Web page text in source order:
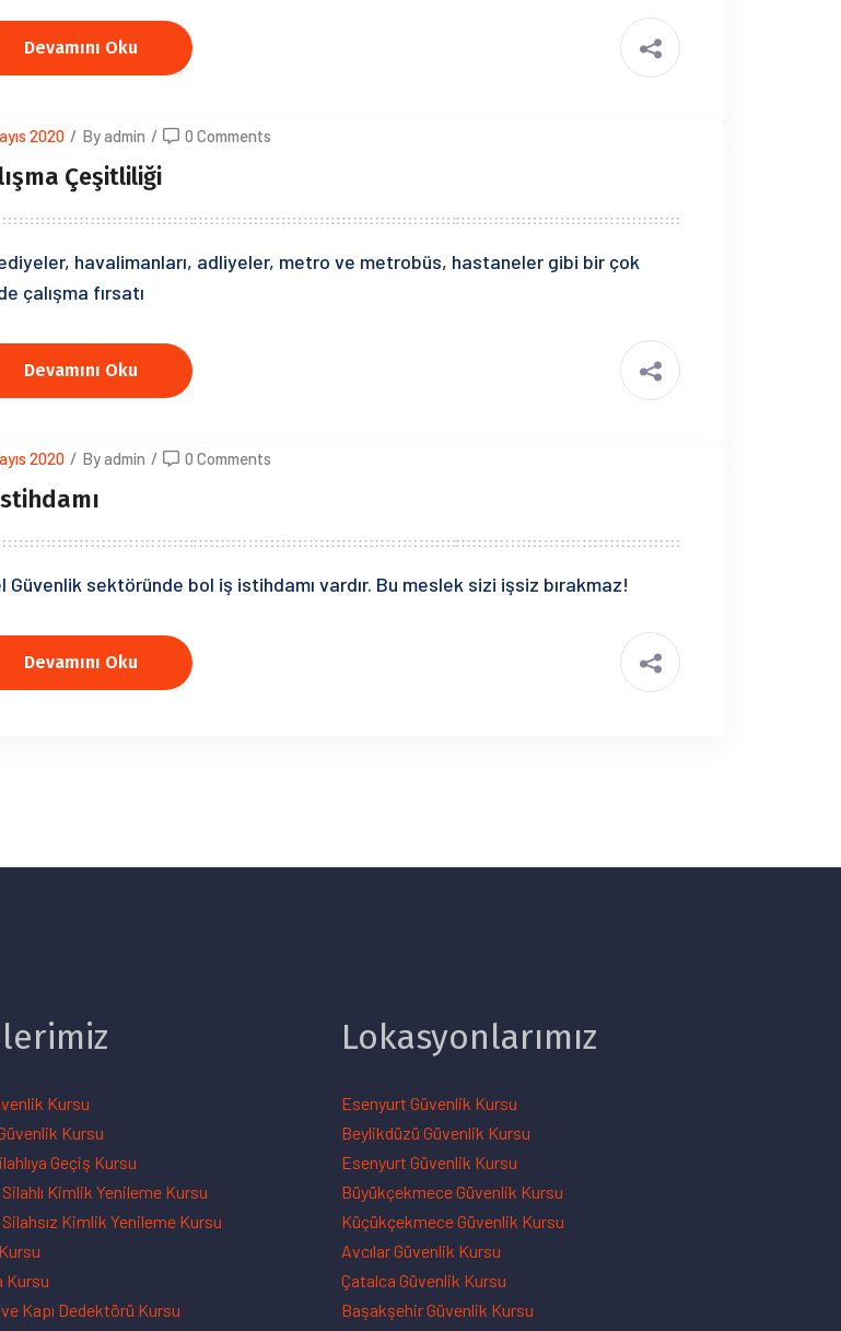
Devamını Oku
2020 / By admin / 0 Comments
Çeşitliliği
havalimanları, adliyeler, metro ve metrobüs, hastaneler gibi bir çok
çalışma fırsatı
Devamını Oku
2020 / By admin / 0 Comments
Güvenlik sektöründe bol iş istihdamı vardır. Bu meslek sizi işsiz bırakmaz!
Devamını Oku
Kursu
Kursu
Geçiş Kursu
Kimlik Yenileme Kursu
Kimlik Yenileme Kursu
Kursu
Kapı Dedektörü Kursu
Lokasyonlarımız
Esenyurt Güvenlik Kursu
Beylikdüzü Güvenlik Kursu
Esenyurt Güvenlik Kursu
Büyükçekmece Güvenlik Kursu
Küçükçekmece Güvenlik Kursu
Avcılar Güvenlik Kursu
Çatalca Güvenlik Kursu
Başakşehir Güvenlik Kursu